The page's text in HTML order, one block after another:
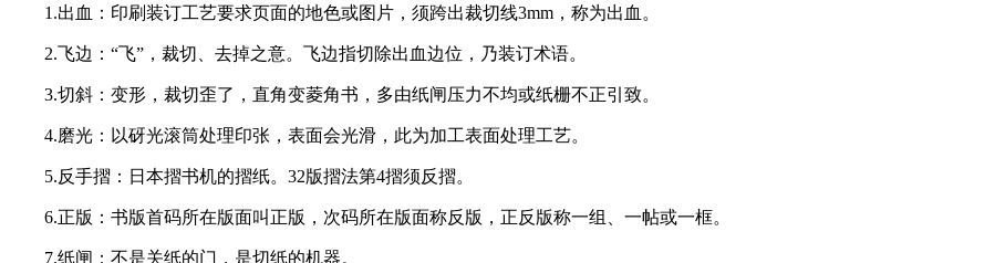
2.飞边：“飞”，裁切、去掉之意。飞边指切除出血边位，乃装订术语。
3.切斜：变形，裁切歪了，直角变菱角书，多由纸闸压力不均或纸栅不正引致。
4.磨光：以砑光滚筒处理印张，表面会光滑，此为加工表面处理工艺。
5.反手摺：日本摺书机的摺纸。32版摺法第4摺须反摺。
6.正版：书版首码所在版面叫正版，次码所在版面称反版，正反版称一组、一帖或一框。
7.纸闸：不是关纸的门，是切纸的机器。